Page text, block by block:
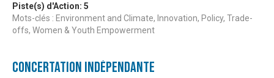
Piste(s) d'Action: 5
Mots-clés : Environment and Climate, Innovation, Policy, Trade-
offs, Women & Youth Empowerment
Concertation Indépendante